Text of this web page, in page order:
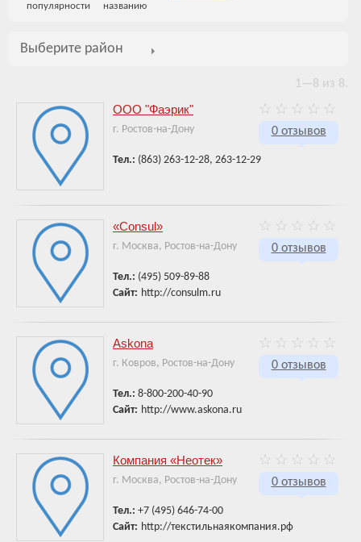
популярности
названию
Выберите район
1—8 из 8.
0 отзывов
ООО "Фаэрик"
г. Ростов-на-Дону
Тел.: (863) 263-12-28, 263-12-29
0 отзывов
«Consul»
г. Москва, Ростов-на-Дону
Тел.: (495) 509-89-88
Сайт: http://consulm.ru
0 отзывов
Askona
г. Ковров, Ростов-на-Дону
Тел.: 8-800-200-40-90
Сайт: http://www.askona.ru
0 отзывов
Компания «Неотек»
г. Москва, Ростов-на-Дону
Тел.: +7 (495) 646-74-00
Сайт: http://текстильнаякомпания.рф